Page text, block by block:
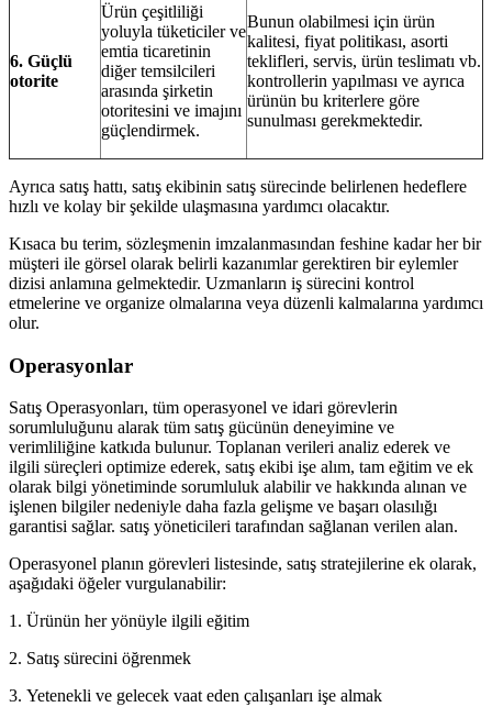
6. Güçlü
otorite
Ürün çeşitliliği
yoluyla tüketiciler ve
emtia ticaretinin
diğer temsilcileri
arasında şirketin
otoritesini ve imajını
güçlendirmek.
Bunun olabilmesi için ürün
kalitesi, fiyat politikası, asorti
teklifleri, servis, ürün teslimatı vb.
kontrollerin yapılması ve ayrıca
ürünün bu kriterlere göre
sunulması gerekmektedir.
Ayrıca satış hattı, satış ekibinin satış sürecinde belirlenen hedeflere
hızlı ve kolay bir şekilde ulaşmasına yardımcı olacaktır.
Kısaca bu terim, sözleşmenin imzalanmasından feshine kadar her bir
müşteri ile görsel olarak belirli kazanımlar gerektiren bir eylemler
dizisi anlamına gelmektedir. Uzmanların iş sürecini kontrol
etmelerine ve organize olmalarına veya düzenli kalmalarına yardımcı
olur.
Operasyonlar
Satış Operasyonları, tüm operasyonel ve idari görevlerin
sorumluluğunu alarak tüm satış gücünün deneyimine ve
verimliliğine katkıda bulunur. Toplanan verileri analiz ederek ve
ilgili süreçleri optimize ederek, satış ekibi işe alım, tam eğitim ve ek
olarak bilgi yönetiminde sorumluluk alabilir ve hakkında alınan ve
işlenen bilgiler nedeniyle daha fazla gelişme ve başarı olasılığı
garantisi sağlar. satış yöneticileri tarafından sağlanan verilen alan.
Operasyonel planın görevleri listesinde, satış stratejilerine ek olarak,
aşağıdaki öğeler vurgulanabilir:
1. Ürünün her yönüyle ilgili eğitim
2. Satış sürecini öğrenmek
3. Yetenekli ve gelecek vaat eden çalışanları işe almak